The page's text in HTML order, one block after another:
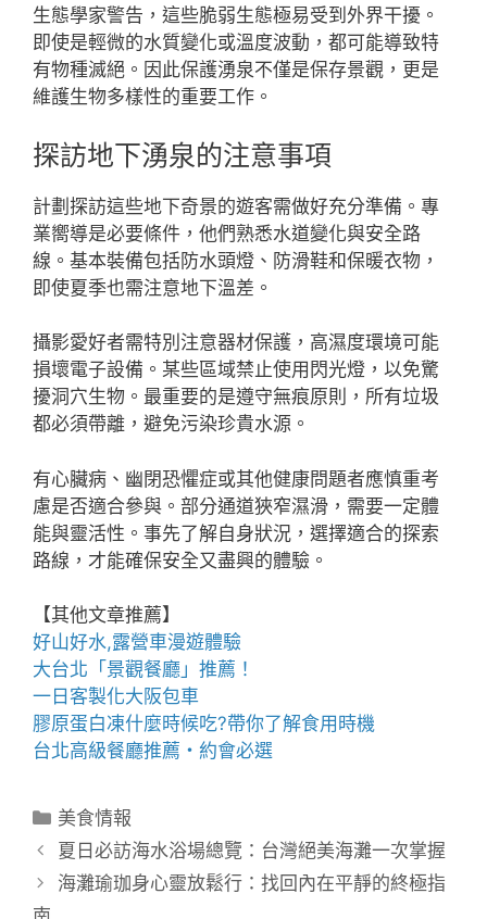
生態學家警告，這些脆弱生態極易受到外界干擾。
即使是輕微的水質變化或溫度波動，都可能導致特
有物種滅絕。因此保護湧泉不僅是保存景觀，更是
維護生物多樣性的重要工作。
探訪地下湧泉的注意事項
計劃探訪這些地下奇景的遊客需做好充分準備。專
業嚮導是必要條件，他們熟悉水道變化與安全路
線。基本裝備包括防水頭燈、防滑鞋和保暖衣物，
即使夏季也需注意地下溫差。
攝影愛好者需特別注意器材保護，高濕度環境可能
損壞電子設備。某些區域禁止使用閃光燈，以免驚
擾洞穴生物。最重要的是遵守無痕原則，所有垃圾
都必須帶離，避免污染珍貴水源。
有心臟病、幽閉恐懼症或其他健康問題者應慎重考
慮是否適合參與。部分通道狹窄濕滑，需要一定體
能與靈活性。事先了解自身狀況，選擇適合的探索
路線，才能確保安全又盡興的體驗。
【其他文章推薦】
好山好水,露營車漫遊體驗
大台北「 景觀餐廳 」推薦！
一日客製化大阪包車
膠原蛋白凍什麼時候吃?帶你了解食用時機
台北高級餐廳推薦・約會必選
分
類
美食情報
夏日必訪海水浴場總覽：台灣絕美海灘一次掌握
海灘瑜珈身心靈放鬆行：找回內在平靜的終極指